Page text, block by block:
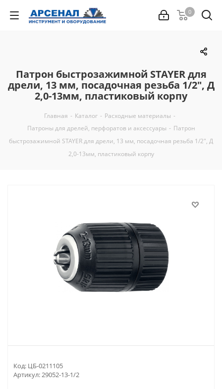
0
Патрон быстрозажимной STAYER для
дрели, 13 мм, посадочная резьба 1/2", Д
2,0-13мм, пластиковый корпу
Главная - Каталог - Расходные материалы -
Патроны для дрелей, перфоратов и аксессуары - Патрон
быстрозажимной STAYER для дрели, 13 мм, посадочная резьба 1/2", Д
2,0-13мм, пластиковый корпу
Код: ЦБ-0211105
Артикул:29052-13-1/2